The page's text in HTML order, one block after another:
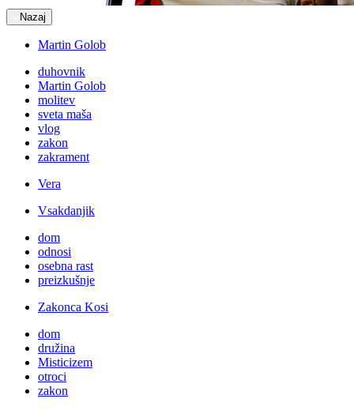
Nazaj
Martin Golob
duhovnik
Martin Golob
molitev
sveta maša
vlog
zakon
zakrament
Vera
Vsakdanjik
dom
odnosi
osebna rast
preizkušnje
Zakonca Kosi
dom
družina
Misticizem
otroci
zakon